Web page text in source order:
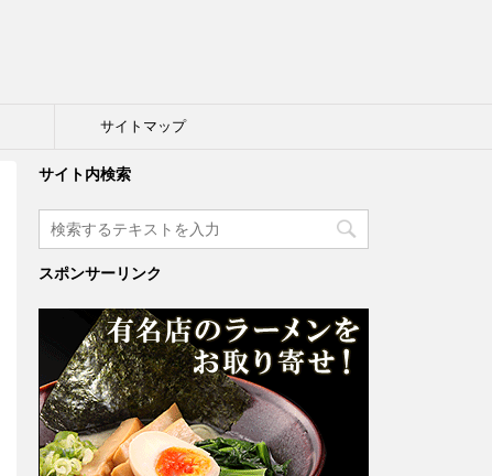
サイトマップ
サイト内検索
スポンサーリンク